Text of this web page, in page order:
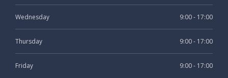
Wednesday 9:00 - 17:00
Thursday 9:00 - 17:00
Friday 9:00 - 17:00